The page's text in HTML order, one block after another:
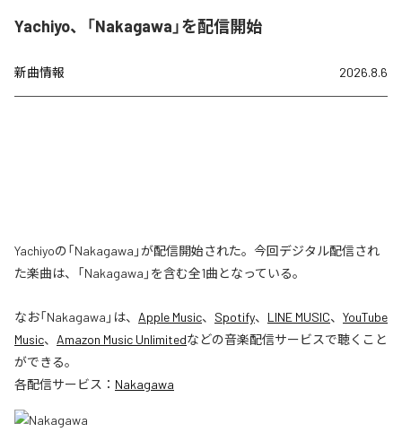
Yachiyo、「Nakagawa」を配信開始
新曲情報 2026.8.6
Yachiyoの「Nakagawa」が配信開始された。今回デジタル配信され
た楽曲は、「Nakagawa」を含む全1曲となっている。
なお「Nakagawa 」は、 Apple Music、 Spotify、 LINE MUSIC、 YouTube
Music、 Amazon Music Unlimitedなどの音楽配信サービスで聴くこと
ができる。
各配信サービス： Nakagawa